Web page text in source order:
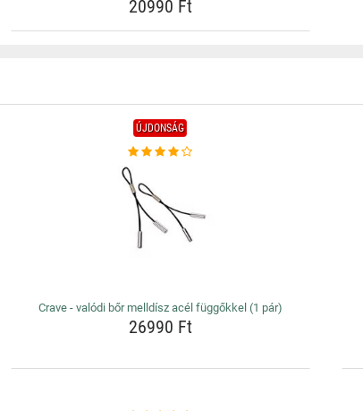
20990 Ft
ÚJDONSÁG
Crave - valódi bőr melldísz acél függőkkel (1 pár)
26990 Ft